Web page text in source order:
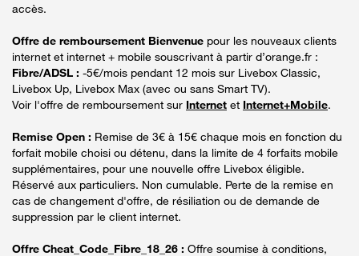
accès.
Offre de remboursement Bienvenue pour les nouveaux clients
internet et internet + mobile souscrivant à partir d’orange.fr :
Fibre/ADSL : -5€/mois pendant 12 mois sur Livebox Classic,
Livebox Up, Livebox Max (avec ou sans Smart TV).
Voir l'offre de remboursement sur Internet et Internet+Mobile.
Remise Open : Remise de 3€ à 15€ chaque mois en fonction du
forfait mobile choisi ou détenu, dans la limite de 4 forfaits mobile
supplémentaires, pour une nouvelle offre Livebox éligible.
Réservé aux particuliers. Non cumulable. Perte de la remise en
cas de changement d'offre, de résiliation ou de demande de
suppression par le client internet.
Offre Cheat_Code_Fibre_18_26 : Offre soumise à conditions,